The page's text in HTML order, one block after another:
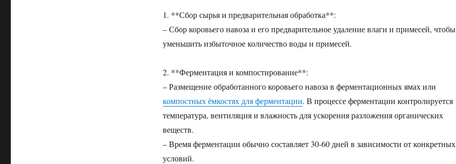
1. **Сбор сырья и предварительная обработка**:
– Сбор коровьего навоза и его предварительное удаление влаги и примесей, чтобы
уменьшить избыточное количество воды и примесей.
2. **Ферментация и компостирование**:
– Размещение обработанного коровьего навоза в ферментационных ямах или
компостных ёмкостях для ферментации. В процессе ферментации контролируется
температура, вентиляция и влажность для ускорения разложения органических
веществ.
– Время ферментации обычно составляет 30-60 дней в зависимости от конкретных
условий.